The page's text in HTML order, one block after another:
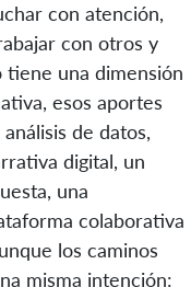
con atención,
con otros y
una dimensión
esos aportes
de datos,
digital, un
una
colaborativa
los caminos
misma intención: